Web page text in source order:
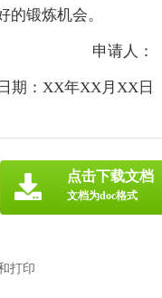
锻炼机会。
申请人：
：XX年XX月XX日
打印
点击下载文档
文档为doc格式